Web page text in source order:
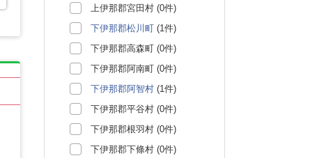
上伊那郡宮田村 (0件)
下伊那郡松川町 (1件)
下伊那郡高森町 (0件)
下伊那郡阿南町 (0件)
下伊那郡阿智村 (1件)
下伊那郡平谷村 (0件)
下伊那郡根羽村 (0件)
下伊那郡下條村 (0件)